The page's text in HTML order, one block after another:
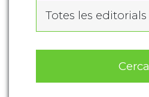
Totes les editorials
Cerca